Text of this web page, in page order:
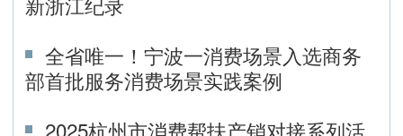
全省唯一！宁波一消费场景入选商务
部首批服务消费场景实践案例
2025杭州市消费帮扶产销对接系列活